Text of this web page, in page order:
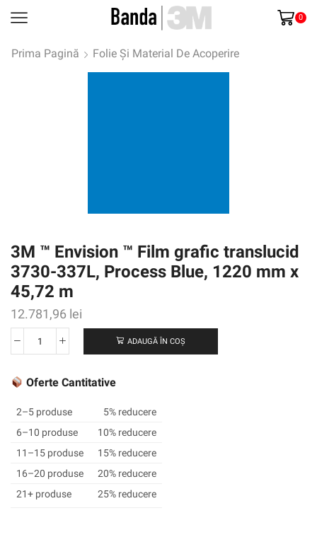
0
Prima Pagină Folie Și Material De Acoperire
3M ™ Envision ™ Film grafic translucid
3730-337L, Process Blue, 1220 mm x
45,72 m
12.781,96 lei
Cantitate
™
™
Film
grafic
translucid
3730-
337L,
ADAUGĂ ÎN COȘ
Oferte Cantitative
2–5 produse
5% reducere
6–10 produse
10% reducere
11–15 produse
15% reducere
16–20 produse
20% reducere
21+ produse
25% reducere